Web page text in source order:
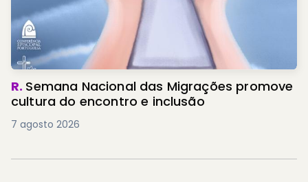
R. Semana Nacional das Migrações promove
cultura do encontro e inclusão
7 agosto 2026